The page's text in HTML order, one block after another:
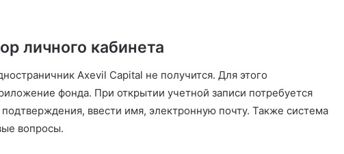
личного кабинета
Axevil Capital не получится. Для этого
фонда. При открытии учетной записи потребуется
ввести имя, электронную почту. Также система
вопросы.